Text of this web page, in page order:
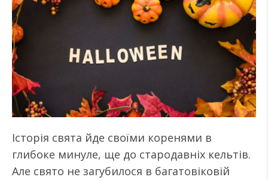
Історія свята йде своїми коренями в
глибоке минуле, ще до стародавніх кельтів.
Але свято не загубилося в багатовіковій